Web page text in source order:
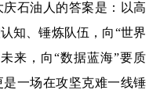
石油人的答案是：以高
知、锤炼队伍，向“世界
来，向“数据蓝海”要质
一场在攻坚克难一线锤